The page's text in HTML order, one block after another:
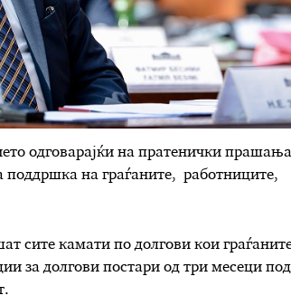
одговарајќи на пратенички
поддршка на граѓаните, работниците,
сите камати по долгови кои
за долгови постари од три месеци